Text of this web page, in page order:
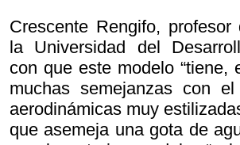
Crescente Rengifo,
la Universidad del
con que este modelo “tiene,
muchas semejanzas con
aerodinámicas muy
que asemeja una gota de